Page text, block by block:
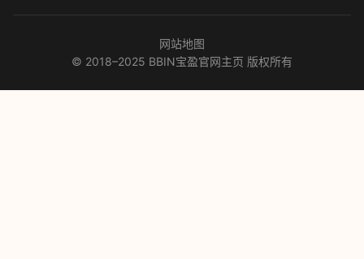
网站地图
© 2018–2025 BBIN宝盈官网主页 版权所有